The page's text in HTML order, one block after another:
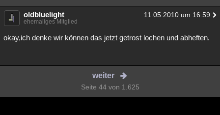
oldbluelight 11.05.2010 um 16:59
ehemaliges Mitglied
okay,ich denke wir können das jetzt getrost lochen und abheften.
weiter
Seite 44 von 1.625